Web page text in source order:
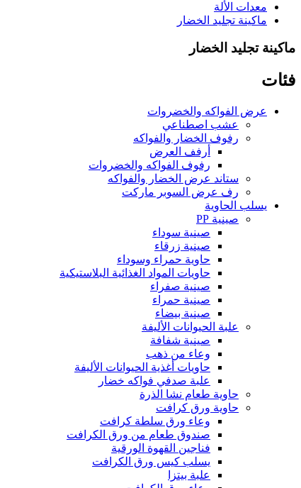
معدات الألة
ماكينة تجليد الخضار
ماكينة تجليد الخضار
فئات
عرض الفواكه والخضروات
عشب اصطناعي
رفوف الخضار والفواكه
أرفف العرض
رفوف الفواكه والخضروات
ستاند عرض الخضار والفواكه
رف عرض السوبر ماركت
يسلب الحاوية
صينية PP
صينية سوداء
صينية زرقاء
حاوية حمراء وسوداء
حاويات المواد الغذائية البلاستيكية
صينية صفراء
صينية حمراء
صينية بيضاء
علبة الحيوانات الأليفة
صينية شفافة
وعاء من ذهب
حاويات أغذية الحيوانات الأليفة
علبة صدفي فواكه خضار
حاوية طعام نشا الذرة
حاوية ورق كرافت
وعاء ورق سلطة كرافت
صندوق طعام من ورق الكرافت
فناجين القهوة الورقية
يسلب كيس ورق الكرافت
علبة بيتزا